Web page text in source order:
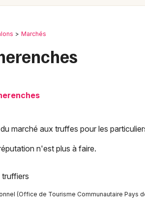
Sports
Sorties & loisirs
Marchés en Provence-
Mulhouse
Nice
Toulouse
Toutes les villes
Marchés
marché aux truffes pour les
n'est plus à faire.
(Office de Tourisme Communautaire Pays